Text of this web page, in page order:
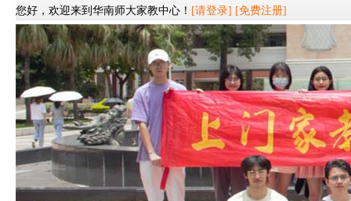
您好，欢迎来到华南师大家教中心！ [请登录] [免费注册]